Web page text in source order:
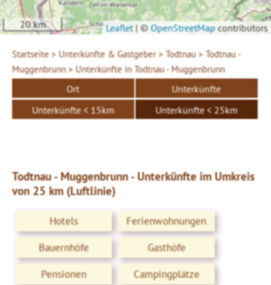
20 km Leaflet | ©OpenStreetMapcontributors
Startseite > Unterkünfte & Gastgeber > Todtnau > Todtnau -
Muggenbrunn > Unterkünfte in Todtnau - Muggenbrunn
Ort
Unterkünfte
Unterkünfte < 15km
Unterkünfte < 25km
Todtnau - Muggenbrunn - Unterkünfte im Umkreis
von 25 km (Luftlinie)
Hotels
Ferienwohnungen
Bauernhöfe
Gasthöfe
Pensionen
Campingplätze